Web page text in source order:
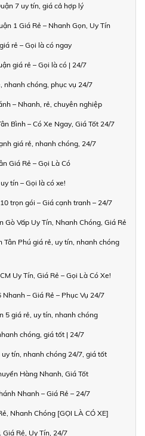
7 uy tín, giá cả hợp lý
1 Giá Rẻ – Nhanh Gọn, Uy Tín
rẻ – Gọi là có ngay
giá rẻ – Gọi là có | 24/7
nhanh chóng, phục vụ 24/7
– Nhanh, rẻ, chuyên nghiệp
Bình – Có Xe Ngay, Giá Tốt 24/7
giá rẻ, nhanh chóng, 24/7
Giá Rẻ – Gọi Là Có
tín – Gọi là có xe!
trọn gói – Giá cạnh tranh – 24/7
Gò Vấp Uy Tín, Nhanh Chóng, Giá Rẻ
Phú giá rẻ, uy tín, nhanh chóng
Uy Tín, Giá Rẻ – Gọi Là Có Xe!
– Giá Rẻ – Phục Vụ 24/7
5 giá rẻ, uy tín, nhanh chóng
chóng, giá tốt | 24/7
tín, nhanh chóng 24/7, giá tốt
Hàng Nhanh, Giá Tốt
Nhanh – Giá Rẻ – 24/7
Nhanh Chóng [GỌI LÀ CÓ XE]
Rẻ, Uy Tín, 24/7